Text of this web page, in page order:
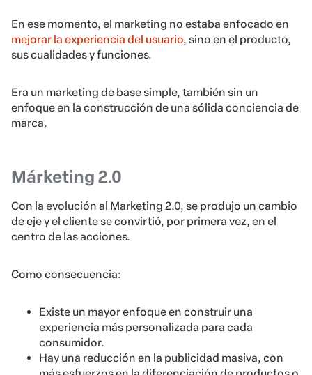
En ese momento, el marketing no estaba enfocado en
mejorar la experiencia del usuario, sino en el producto,
sus cualidades y funciones.
Era un marketing de base simple, también sin un
enfoque en la construcción de una sólida conciencia de
marca.
Márketing 2.0
Con la evolución al Marketing 2.0, se produjo un cambio
de eje y el cliente se convirtió, por primera vez, en el
centro de las acciones.
Como consecuencia:
Existe un mayor enfoque en construir una
experiencia más personalizada para cada
consumidor.
Hay una reducción en la publicidad masiva, con